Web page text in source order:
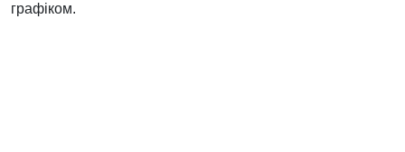
графіком.